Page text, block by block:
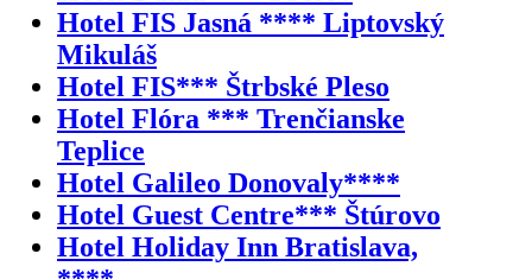
Hotel FIS Jasná **** Liptovský
Mikuláš
Hotel FIS*** Štrbské Pleso
Hotel Flóra *** Trenčianske
Teplice
Hotel Galileo Donovaly****
Hotel Guest Centre*** Štúrovo
Hotel Holiday Inn Bratislava,